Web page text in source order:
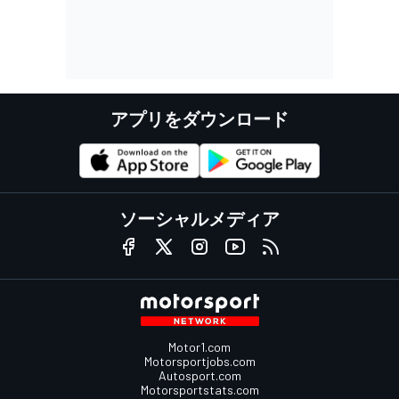
アプリをダウンロード
ソーシャルメディア
Motor1.com
Motorsportjobs.com
Autosport.com
Motorsportstats.com